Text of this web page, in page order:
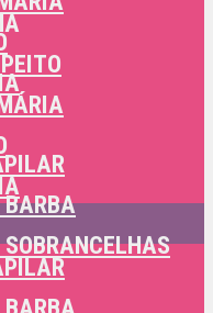
BARBA